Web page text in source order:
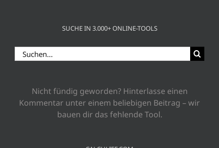
SUCHE IN 3.000+ ONLINE-TOOLS
Suche
nach:
Nicht fündig geworden? Hinterlasse einen
Kommentar unter einem beliebigen Beitrag – wir
bauen dir das fehlende Tool.